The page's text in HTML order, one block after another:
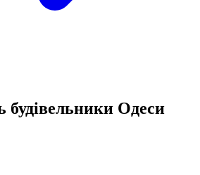
будівельники Одеси